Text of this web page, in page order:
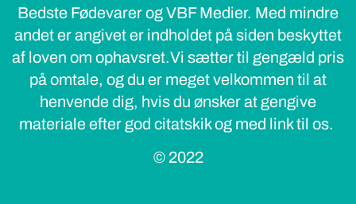
Bedste Fødevarer og VBF Medier. Med mindre
andet er angivet er indholdet på siden beskyttet
af loven om ophavsret.Vi sætter til gengæld pris
på omtale, og du er meget velkommen til at
henvende dig, hvis du ønsker at gengive
materiale efter god citatskik og med link til os.
© 2022